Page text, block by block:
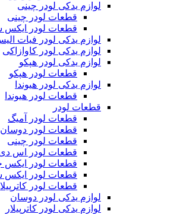
لوازم یدکی لودر چینی
قطعات لودر چینی
قطعات لودر ایکس سی ام جی xcmg
لوازم یدکی لودر فیات الیس
لوازم یدکی لودر کاوازاکی
لوازم یدکی لودر هپکو
قطعات لودر هپکو
لوازم یدکی لودر هیوندا
قطعات لودر هیوندا
قطعات لودر
قطعات لودر آمیگ
قطعات لودر دوسان
قطعات لودر چینی
قطعات لودر اس دی ال جی
قطعات لودر ایکس جی ام ای
قطعات لودر ایکس سی ام جی xcmg
قطعات لودر کاترپیلار
لوازم یدکی لودر دوسان
لوازم یدکی لودر کاترپیلار